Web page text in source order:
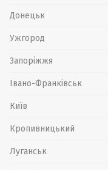
Донецьк
Ужгород
Запоріжжя
Івано-Франківськ
Київ
Кропивницький
Луганськ